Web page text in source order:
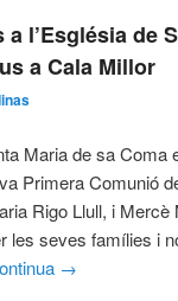
l’Església de
a Cala Millor
Maria de sa
Primera Comunió
Rigo Llull, i
les seves famílies i
→